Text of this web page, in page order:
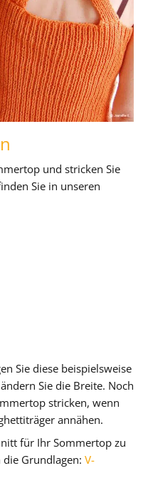
und stricken Sie
Sie in unseren
Sie diese beispielsweise
Sie die Breite. Noch
stricken, wenn
annähen.
für Ihr Sommertop zu
Grundlagen: V-